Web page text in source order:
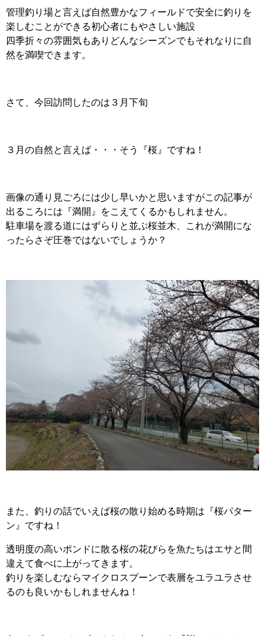
管理釣り場と言えば自然豊かなフィールドで安全に釣りを
楽しむことができる初心者にもやさしい施設
四季折々の雰囲気もありどんなシーズンでもそれなりに自
然を満喫できます。
さて、今回訪問したのは３月下旬
３月の自然と言えば・・・そう『桜』ですね！
画像の通り見ごろには少し早いかと思いますがこの記事が
出るころには『満開』をこえてくるかもしれません。
駐車場を渡る道にはずらりと並ぶ桜並木、これが満開にな
ったらさぞ圧巻ではないでしょうか？
また、釣りの話でいえば桜の散り始める時期は『桜パター
ン』ですね！
透明度の高いポンドに散る桜の花びらを魚たちはエサと間
違えて食べに上がってきます。
釣りを楽しむならマイクロスプーンで表層をユラユラさせ
るのも良いかもしれませんね！